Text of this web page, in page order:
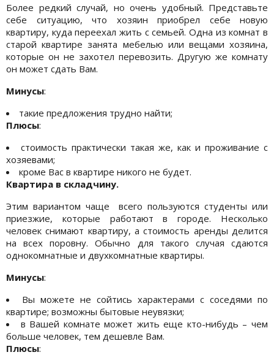
Более редкий случай, но очень удобный. Представьте
себе ситуацию, что хозяин приобрел себе новую
квартиру, куда переехал жить с семьей. Одна из комнат в
старой квартире занята мебелью или вещами хозяина,
которые он не захотел перевозить. Другую же комнату
он может сдать Вам.
Минусы:
такие предложения трудно найти;
Плюсы:
стоимость практически такая же, как и проживание с
хозяевами;
кроме Вас в квартире никого не будет.
Квартира в складчину.
Этим вариантом чаще всего пользуются студенты или
приезжие, которые работают в городе. Несколько
человек снимают квартиру, а стоимость аренды делится
на всех поровну. Обычно для такого случая сдаются
однокомнатные и двухкомнатные квартиры.
Минусы:
Вы можете не сойтись характерами с соседями по
квартире; возможны бытовые неувязки;
в Вашей комнате может жить еще кто-нибудь – чем
больше человек, тем дешевле Вам.
Плюсы: